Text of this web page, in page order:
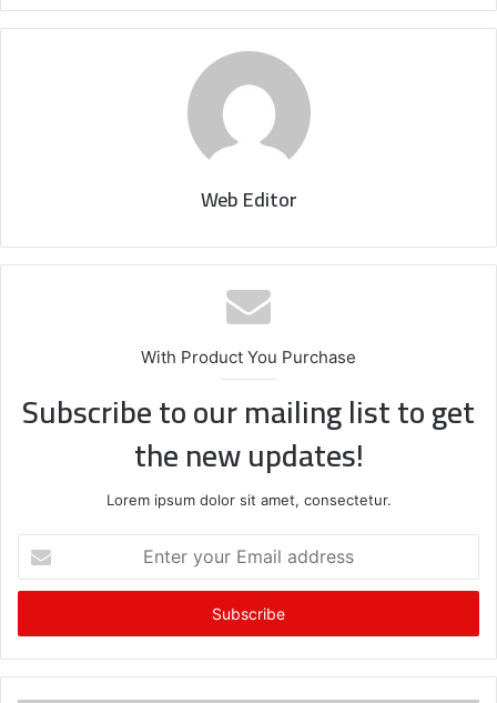
Web Editor
With Product You Purchase
Subscribe to our mailing list to get
the new updates!
Lorem ipsum dolor sit amet, consectetur.
t
r
y